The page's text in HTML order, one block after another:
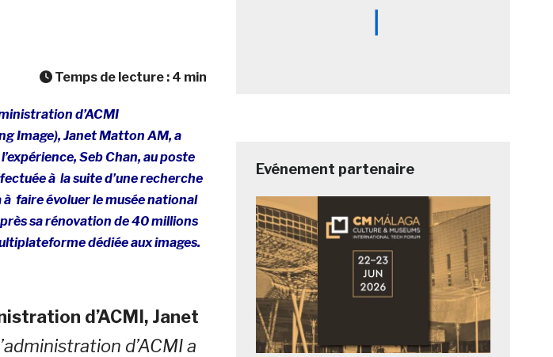
Temps de lecture : 4 min
d’ACMI
Image), Janet Matton AM, a
Seb Chan, au poste
à la suite d’une recherche
faire évoluer le musée national
sa rénovation de 40 millions
dédiée aux images.
d’ACMI, Janet
d’ACMI a
Evénement partenaire